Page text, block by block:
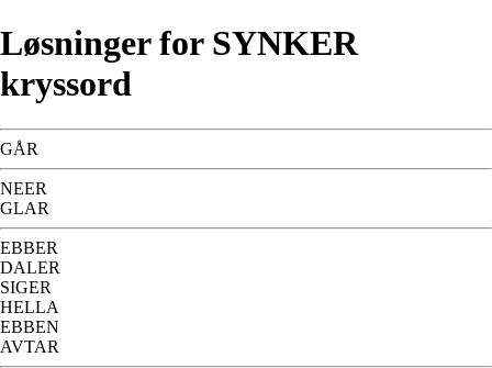
Løsninger for SYNKER
kryssord
GÅR
NEER
GLAR
EBBER
DALER
SIGER
HELLA
EBBEN
AVTAR